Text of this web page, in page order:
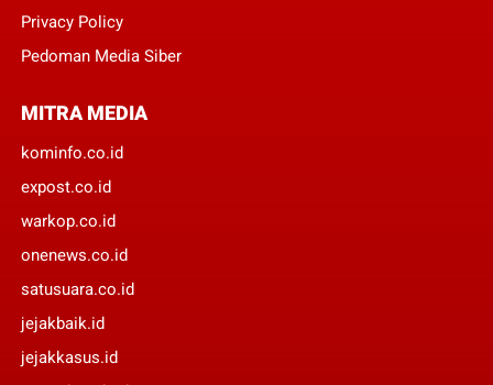
Privacy Policy
Pedoman Media Siber
MITRA MEDIA
kominfo.co.id
expost.co.id
warkop.co.id
onenews.co.id
satusuara.co.id
jejakbaik.id
jejakkasus.id